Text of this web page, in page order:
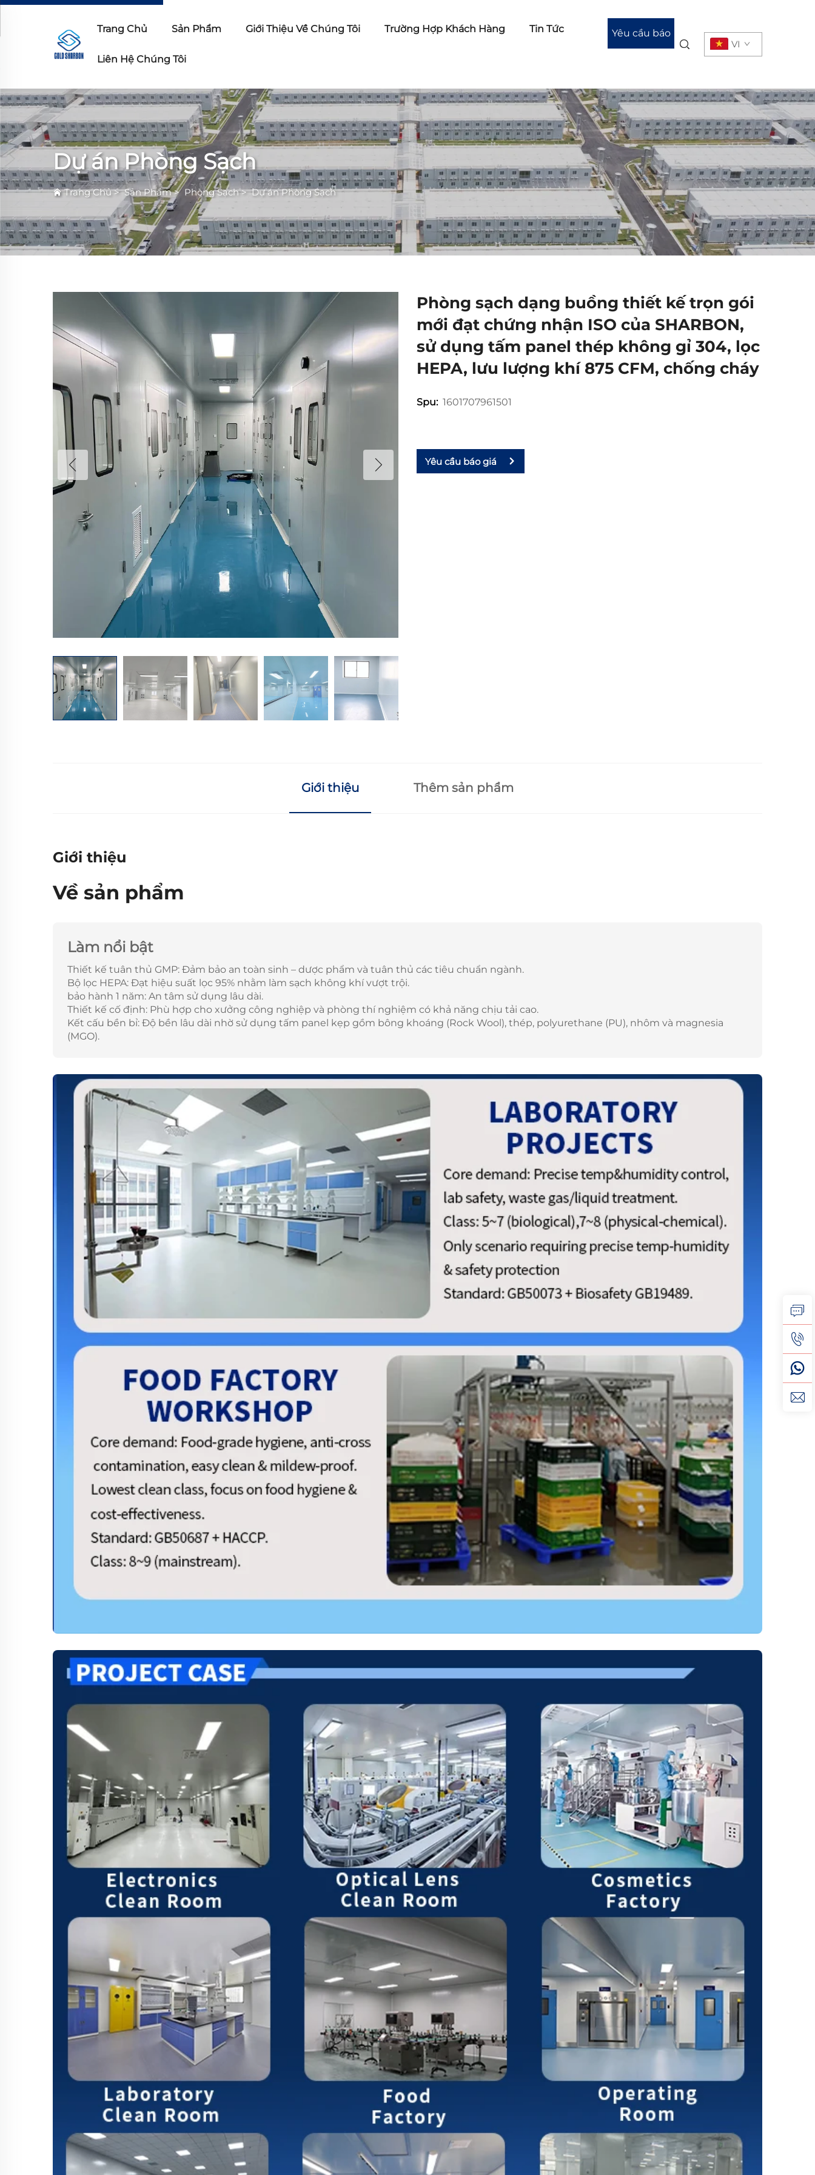
Trang Chủ Sản Phẩm Giới Thiệu Về Chúng Tôi Trường Hợp Khách Hàng Tin Tức
Liên Hệ Chúng Tôi
Yêu cầu báo
VI
Dự án Phòng Sạch
Trang Chủ>Sản Phẩm> Phòng Sạch>Dự án Phòng Sạch
Phòng sạch dạng buồng thiết kế trọn gói
mới đạt chứng nhận ISO của SHARBON,
sử dụng tấm panel thép không gỉ 304, lọc
HEPA, lưu lượng khí 875 CFM, chống cháy
Spu: 1601707961501
Yêu cầu báo giá
Giới thiệu Thêm sản phẩm
Giới thiệu
Về sản phẩm
Làm nổi bật
Thiết kế tuân thủ GMP: Đảm bảo an toàn sinh – dược phẩm và tuân thủ các tiêu chuẩn ngành.
Bộ lọc HEPA: Đạt hiệu suất lọc 95% nhằm làm sạch không khí vượt trội.
bảo hành 1 năm: An tâm sử dụng lâu dài.
Thiết kế cố định: Phù hợp cho xưởng công nghiệp và phòng thí nghiệm có khả năng chịu tải cao.
Kết cấu bền bỉ: Độ bền lâu dài nhờ sử dụng tấm panel kẹp gồm bông khoáng (Rock Wool), thép, polyurethane (PU), nhôm và magnesia
(MGO).